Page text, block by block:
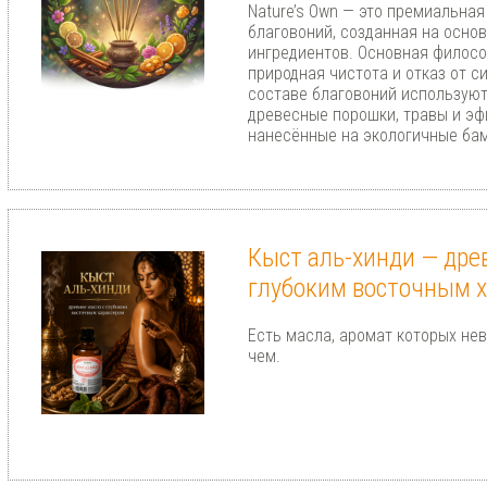
Nature’s Own — это
благовоний, созданная на
ингредиентов. Основная
природная чистота и отказ от
составе благовоний
древесные порошки, травы и
нанесённые на экологичные
Кыст аль-хинди —
глубоким восточным
Есть масла, аромат которых
чем.